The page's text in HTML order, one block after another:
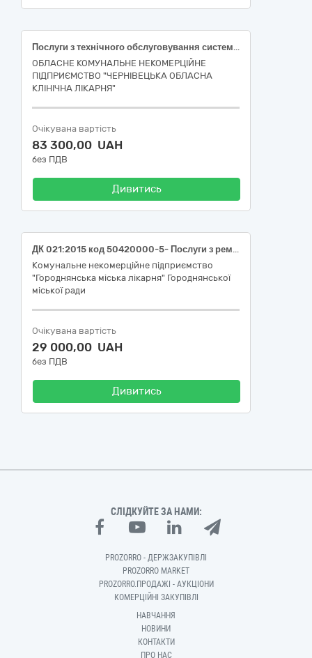
Послуги з технічного обслуговування системи охолодження МРТ SIEMENS MAGNETOM SOLA (зг. СЗ ВХ№434 завідувача відділення рентгенології)
ОБЛАСНЕ КОМУНАЛЬНЕ НЕКОМЕРЦІЙНЕ
ПІДПРИЄМСТВО "ЧЕРНІВЕЦЬКА ОБЛАСНА
КЛІНІЧНА ЛІКАРНЯ"
Очікувана вартість
83 300,00 UAH
без ПДВ
Дивитись
ДК 021:2015 код 50420000-5- Послуги з ремонту і технічного обслуговування медичного та хірургічного обладнання (Поточний ремонт медичного та хірургічного обладнання)
Комунальне некомерційне підприємство
"Городнянська міська лікарня" Городнянської
міської ради
Очікувана вартість
29 000,00 UAH
без ПДВ
Дивитись
СЛІДКУЙТЕ ЗА НАМИ:
PROZORRO - ДЕРЖЗАКУПІВЛІ
PROZORRO MARKET
PROZORRO.ПРОДАЖІ - АУКЦІОНИ
КОМЕРЦІЙНІ ЗАКУПІВЛІ
НАВЧАННЯ
НОВИНИ
КОНТАКТИ
ПРО НАС